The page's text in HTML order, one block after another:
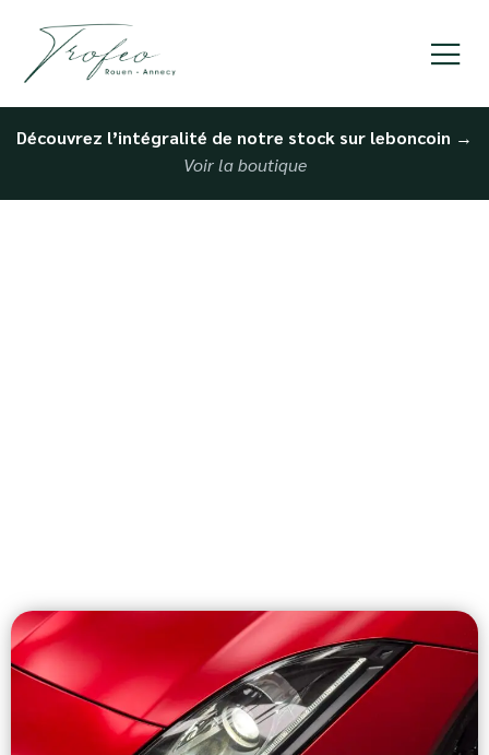
Découvrez l’intégralité de notre stock sur leboncoin →
Voir la boutique